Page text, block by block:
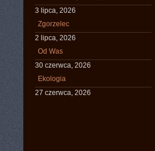
3 lipca, 2026
Zgorzelec
2 lipca, 2026
Od Was
30 czerwca, 2026
Ekologia
27 czerwca, 2026